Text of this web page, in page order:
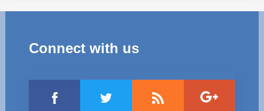
Connect with us